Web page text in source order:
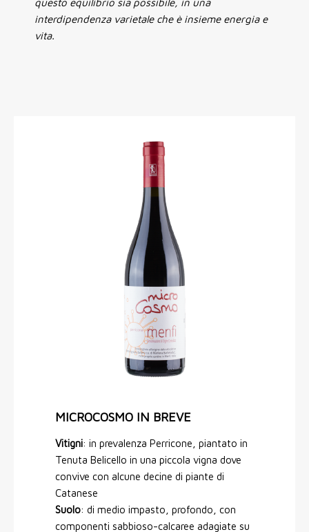
questo equilibrio sia possibile, in una
interdipendenza varietale che è insieme energia e
vita.
MICROCOSMO IN BREVE
Vitigni: in prevalenza Perricone, piantato in
Tenuta Belicello in una piccola vigna dove
convive con alcune decine di piante di
Catanese
Suolo: di medio impasto, profondo, con
componenti sabbioso-calcaree adagiate su